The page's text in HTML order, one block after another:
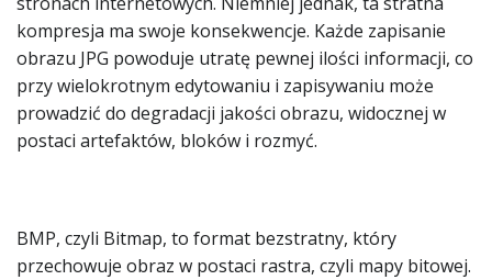
kompresja ma swoje konsekwencje. Każde zapisanie
obrazu JPG powoduje utratę pewnej ilości informacji, co
przy wielokrotnym edytowaniu i zapisywaniu może
prowadzić do degradacji jakości obrazu, widocznej w
postaci artefaktów, bloków i rozmyć.
BMP, czyli Bitmap, to format bezstratny, który
przechowuje obraz w postaci rastra, czyli mapy bitowej.